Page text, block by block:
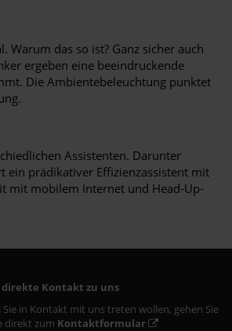
das so ist? Ganz sicher auch
ergeben eine beeindruckende
Die Ambientebeleuchtung punktet
Assistenten. Darunter
ein prädikativer Effizienzassistent mit
mit mobilem Internet und Head-Up-
direkte Kontakt zu uns
Sie in Kontakt mit uns treten wollen, gehen Sie
direkt zum Kontaktformular